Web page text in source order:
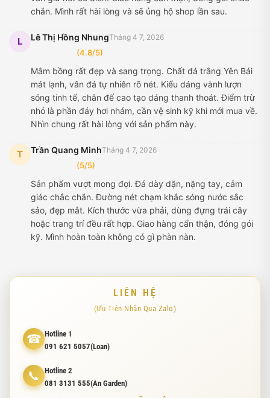
chắn. Mình rất hài lòng và sẽ ủng hộ shop lần sau.
L Lê Thị Hồng NhungTháng 4 7, 2026
(4.8/5)
Mâm bồng rất đẹp và sang trọng. Chất đá trắng Yên Bái
mát lạnh, vân đá tự nhiên rõ nét. Kiểu dáng vành lượn
sóng tinh tế, chân đế cao tạo dáng thanh thoát. Điểm trừ
nhỏ là phần đáy hơi nhám, cần vệ sinh kỹ khi mới mua về.
Nhìn chung rất hài lòng với sản phẩm này.
T Trần Quang MinhTháng 4 7, 2026
(5/5)
Sản phẩm vượt mong đợi. Đá dày dặn, nặng tay, cảm
giác chắc chắn. Đường nét chạm khắc sóng nước sắc
sảo, đẹp mắt. Kích thước vừa phải, dùng đựng trái cây
hoặc trang trí đều rất hợp. Giao hàng cẩn thận, đóng gói
kỹ. Mình hoàn toàn không có gì phàn nàn.
LIÊN HỆ
(Ưu Tiên Nhắn Qua Zalo)
☎ Hotline 1
091 621 5057(Loan)
📞
Hotline 2
081 3131 555(An Garden)